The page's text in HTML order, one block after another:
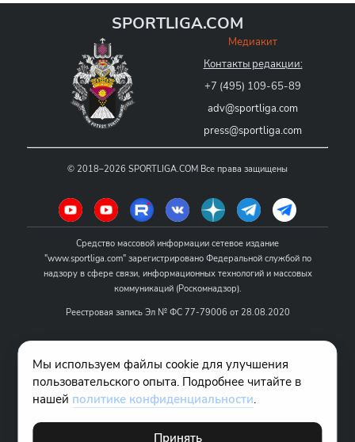
SPORTLIGA.COM
Медиакит
Контакты редакции:
+7 (495) 109-65-89
adv@sportliga.com
press@sportliga.com
© 2018–2026 SPORTLIGA.COM Все права защищены
Средство массовой информации сетевое издание
"www.sportliga.com" зарегистрировано Федеральной службой по
надзору в сфере связи, информационных технологий и массовых
коммуникаций (Роскомнадзор).
Реестровая запись Эл № ФС 77-79006 от 28.08.2020
Название - www.sportliga.com
Учредитель СМИ сетевого издания "www.sportliga.com": ИП Чамин
О.Н.
Главный редактор СМИ сетевого издания "www.sportliga.com":
Хаимов Д.И.
Мы используем файлы cookie для улучшения
пользовательского опыта. Подробнее читайте в
нашей политике конфиденциальности.
Принять